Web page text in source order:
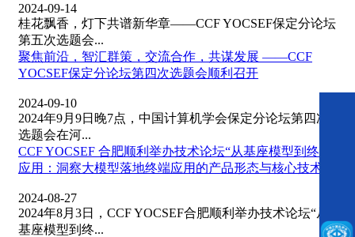
2024-09-14
桂花飘香，灯下共谱新华章——CCF YOCSEF保定分论坛
第五次选题会...
聚焦前沿，智汇群策，交流合作，共谋发展 ——CCF
YOCSEF保定分论坛第四次选题会顺利召开
2024-09-10
2024年9月9日晚7点，中国计算机学会保定分论坛第四次
选题会在河...
CCF YOCSEF 合肥顺利举办技术论坛“从基座模型到终端
应用：洞察大模型落地终端应用的产品形态与核心技术”
2024-08-27
2024年8月3日，CCF YOCSEF合肥顺利举办技术论坛“从
基座模型到终...